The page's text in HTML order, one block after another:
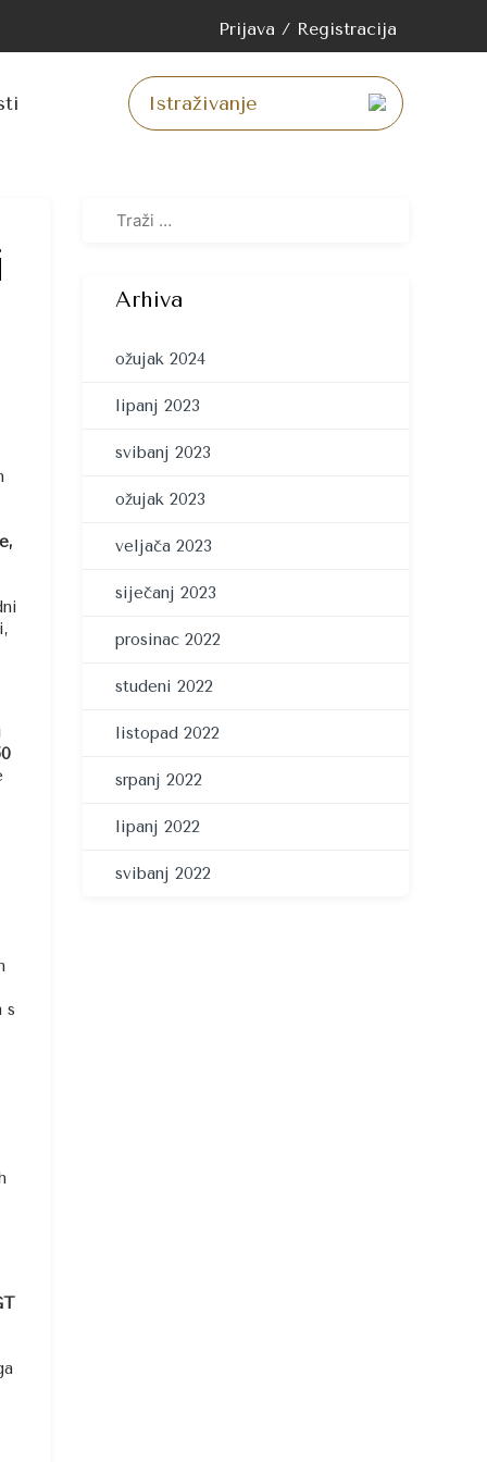
Prijava / Registracija
s
Arhiva
ožujak 2024
lipanj 2023
svibanj 2023
ožujak 2023
veljača 2023
siječanj 2023
prosinac 2022
studeni 2022
listopad 2022
srpanj 2022
lipanj 2022
svibanj 2022